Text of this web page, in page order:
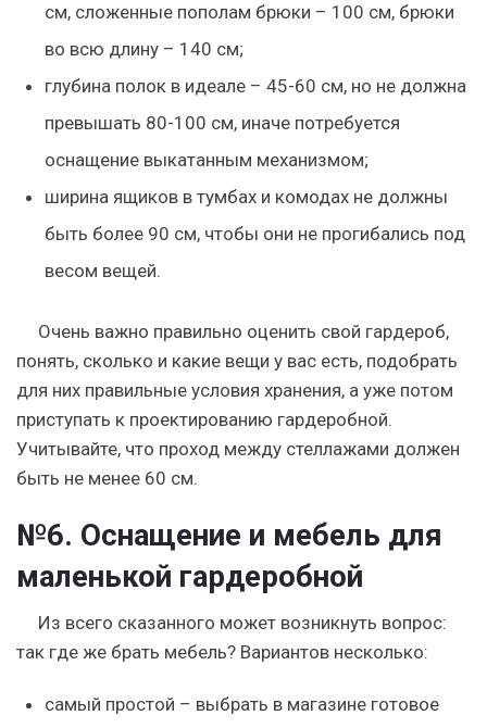
см, сложенные пополам брюки – 100 см, брюки
во всю длину – 140 см;
глубина полок в идеале – 45-60 см, но не должна
превышать 80-100 см, иначе потребуется
оснащение выкатанным механизмом;
ширина ящиков в тумбах и комодах не должны
быть более 90 см, чтобы они не прогибались под
весом вещей.
Очень важно правильно оценить свой гардероб,
понять, сколько и какие вещи у вас есть, подобрать
для них правильные условия хранения, а уже потом
приступать к проектированию гардеробной.
Учитывайте, что проход между стеллажами должен
быть не менее 60 см.
№6. Оснащение и мебель для
маленькой гардеробной
Из всего сказанного может возникнуть вопрос:
так где же брать мебель? Вариантов несколько:
самый простой – выбрать в магазине готовое